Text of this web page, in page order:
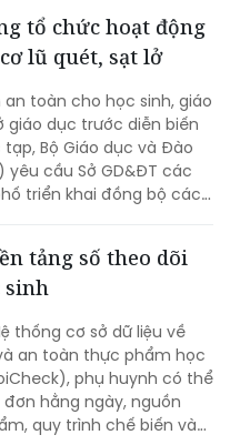
học sinh, xây dựng một
thật, thi thật, nhân tài
chấm dứt triệt để tình
làm đẹp học bạ để
tích.
tổ chức hoạt động
lũ quét, sạt lở
toàn cho học sinh, giáo
giáo dục trước diễn biến
cầu Sở GD&ĐT các
triển khai đồng bộ các
phó, trong đó tuyệt đối
hoạt động giáo dục, sinh
tại khu vực có
lũ quét, sạt lở đất, ngập
tảng số theo dõi
sinh
thống cơ sở dữ liệu về
an toàn thực phẩm học